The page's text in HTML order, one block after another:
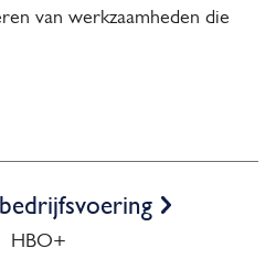
van werkzaamheden die
HBO+